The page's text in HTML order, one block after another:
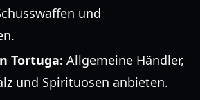
und
Tortuga: Allgemeine Händler,
und Spirituosen anbieten.